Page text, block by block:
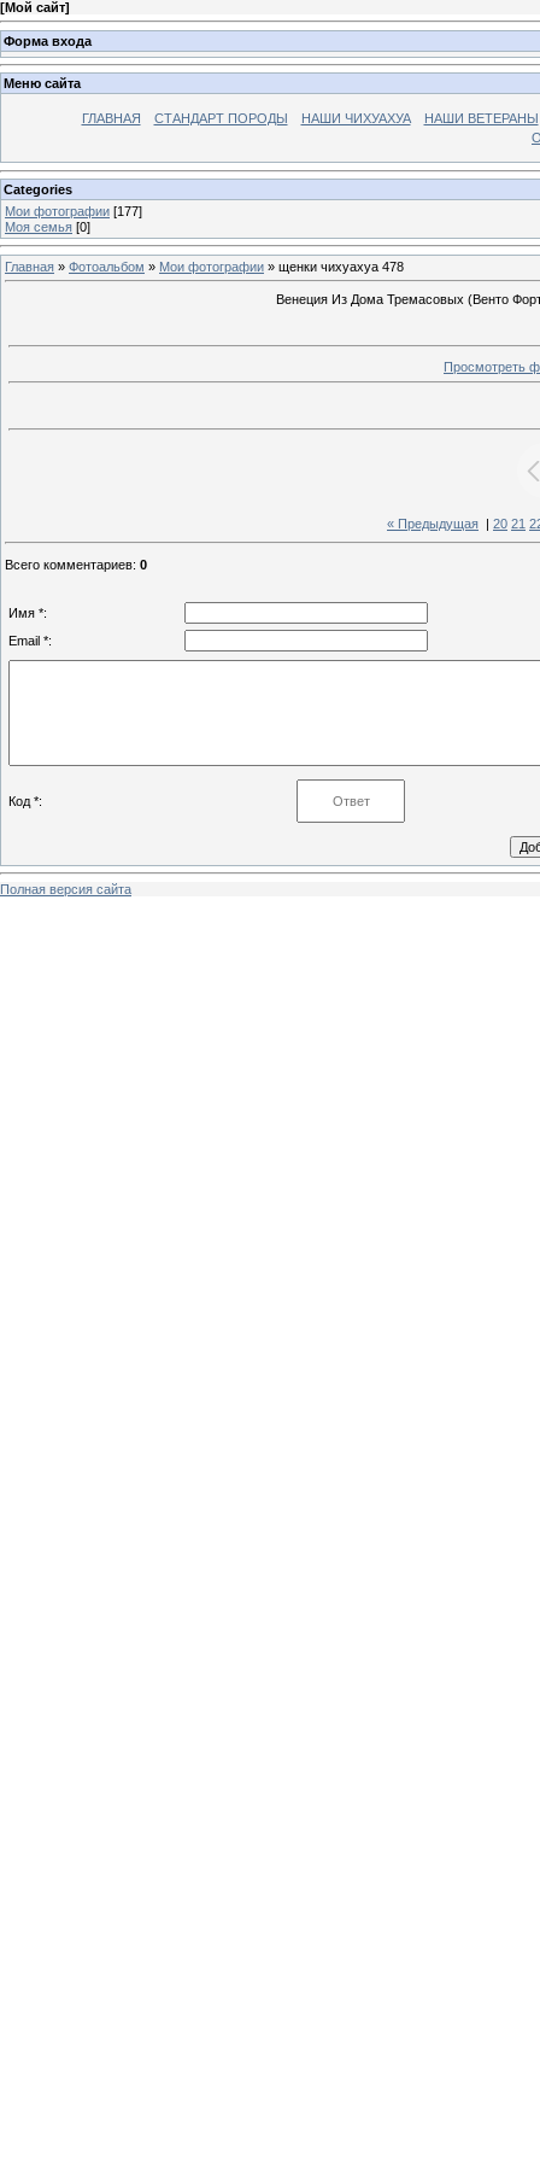
[Мой сайт]
Форма входа
Меню сайта
ГЛАВНАЯ СТАНДАРТ ПОРОДЫ НАШИ ЧИХУАХУА
НАШИ ВЕТЕРАНЫ
Categories
Мои фотографии [177]
Моя семья [0]
Главная » Фотоальбом » Мои фотографии » щенки чихуахуа 478
Венеция Из Дома Тремасовых (Венто
Просмотреть
« Предыдущая 20 21
Всего комментариев: 0
Имя *:
Email *:
Код *:
Полная версия сайта